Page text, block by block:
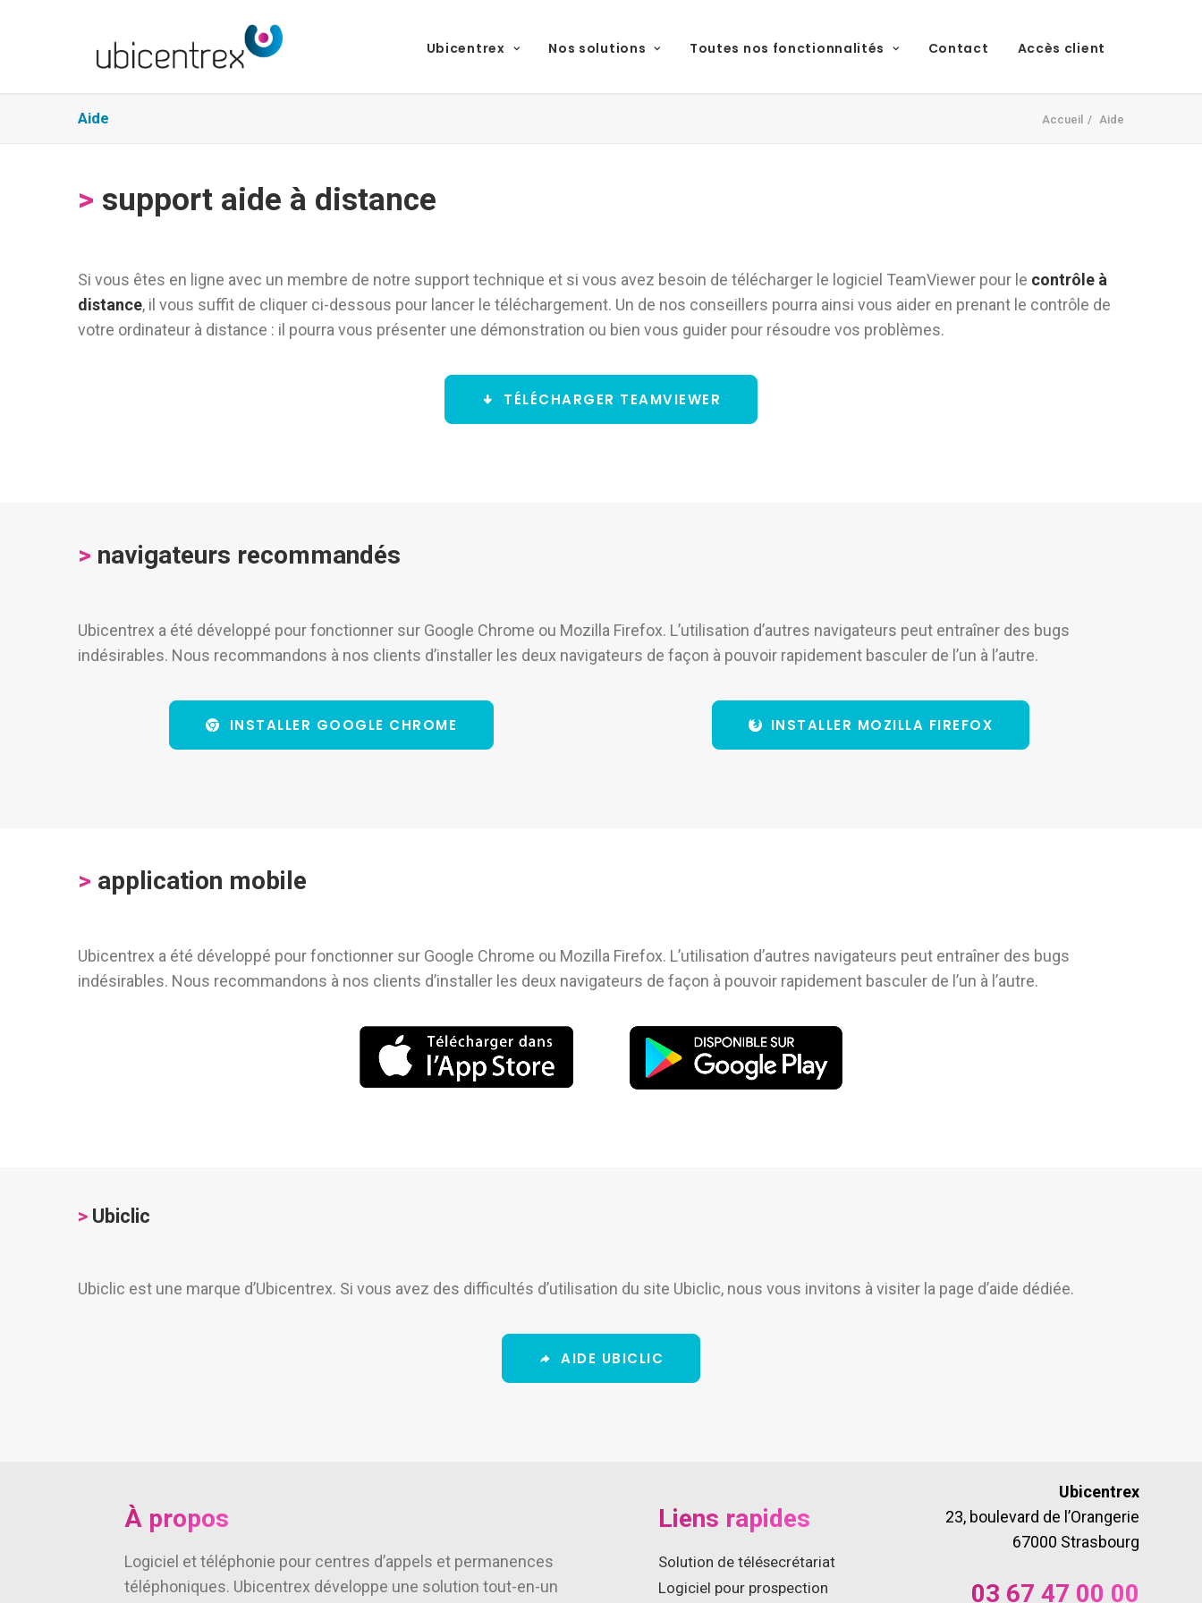
Ubicentrex Nos solutions Toutes nos fonctionnalités Contact Accès client
Aide Accueil Aide
> support aide à distance
Si vous êtes en ligne avec un membre de notre support technique et si vous avez besoin de télécharger le logiciel TeamViewer pour le contrôle à
distance, il vous suffit de cliquer ci-dessous pour lancer le téléchargement. Un de nos conseillers pourra ainsi vous aider en prenant le contrôle de
votre ordinateur à distance : il pourra vous présenter une démonstration ou bien vous guider pour résoudre vos problèmes.
TÉLÉCHARGER TEAMVIEWER
> navigateurs recommandés
Ubicentrex a été développé pour fonctionner sur Google Chrome ou Mozilla Firefox. L’utilisation d’autres navigateurs peut entraîner des bugs
indésirables. Nous recommandons à nos clients d’installer les deux navigateurs de façon à pouvoir rapidement basculer de l’un à l’autre.
INSTALLER GOOGLE CHROME INSTALLER MOZILLA FIREFOX
> application mobile
Ubicentrex a été développé pour fonctionner sur Google Chrome ou Mozilla Firefox. L’utilisation d’autres navigateurs peut entraîner des bugs
indésirables. Nous recommandons à nos clients d’installer les deux navigateurs de façon à pouvoir rapidement basculer de l’un à l’autre.
> Ubiclic
Ubiclic est une marque d’Ubicentrex. Si vous avez des difficultés d’utilisation du site Ubiclic, nous vous invitons à visiter la page d’aide dédiée.
AIDE UBICLIC
À propos
Logiciel et téléphonie pour centres d’appels et permanences
téléphoniques. Ubicentrex développe une solution tout-en-un
Liens rapides
Solution de télésecrétariat
Logiciel pour prospection
Ubicentrex
23, boulevard de l’Orangerie
67000 Strasbourg
03 67 47 00 00